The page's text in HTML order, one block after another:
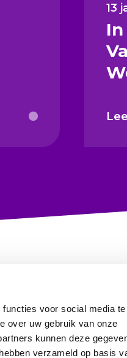
voor social media te
over uw gebruik van onze
kunnen deze
verzameld op basis
13